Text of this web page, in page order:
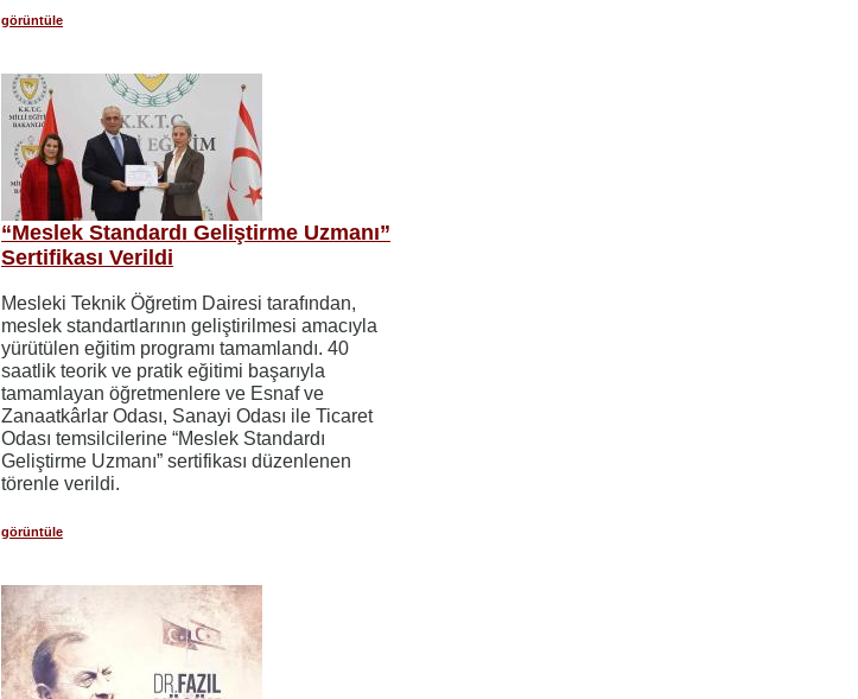
görüntüle
“Meslek Standardı Geliştirme Uzmanı”
Sertifikası Verildi
Mesleki Teknik Öğretim Dairesi tarafından,
meslek standartlarının geliştirilmesi amacıyla
yürütülen eğitim programı tamamlandı. 40
saatlik teorik ve pratik eğitimi başarıyla
tamamlayan öğretmenlere ve Esnaf ve
Zanaatkârlar Odası, Sanayi Odası ile Ticaret
Odası temsilcilerine “Meslek Standardı
Geliştirme Uzmanı” sertifikası düzenlenen
törenle verildi.
görüntüle